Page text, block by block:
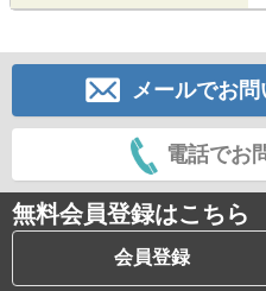
メールでお
電話でお
無料会員登録はこちら
会員登録